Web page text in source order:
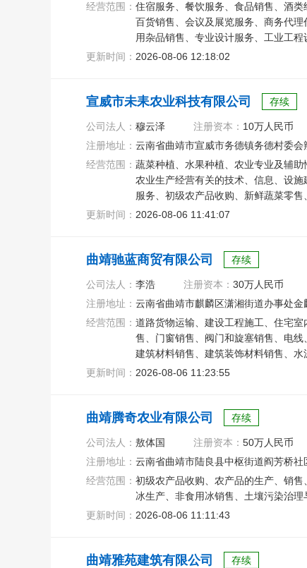
经营范围： 住宿服务、餐饮服务、食品销售、酒
百货销售、会议及展览服务、商务代
用杂品销售、专业设计服务、工业工
更新时间： 2026-08-06 12:18:02
宣威市未耒农业科技有限公司 存续
公司法人： 穆云泽 注册资本： 10万人民币
注册地址： 云南省曲靖市宣威市务德镇务德村委会
经营范围： 蔬菜种植、水果种植、农业专业及辅
农业生产经营有关的技术、信息、设
服务、初级农产品收购、新鲜蔬菜零
口代理、食品进出口
更新时间： 2026-08-06 11:41:07
曲靖驰蓝商贸有限公司 存续
公司法人： 李浩 注册资本： 30万人民币
注册地址： 云南省曲靖市麒麟区潇湘街道办事处
经营范围： 道路货物运输、建设工程施工、住宅
售、门窗销售、阀门和旋塞销售、电
建筑材料销售、建筑装饰材料销售、
内贸易代理、建筑工程用机械销售
更新时间： 2026-08-06 11:23:55
曲靖腾奇农业有限公司 存续
公司法人： 敖体国 注册资本： 50万人民币
注册地址： 云南省曲靖市陆良县中枢街道阎芳桥
经营范围： 初级农产品收购、农产品的生产、销
冰生产、非食用冰销售、土壤污染治理
更新时间： 2026-08-06 11:11:43
曲靖雅苑建筑有限公司 存续